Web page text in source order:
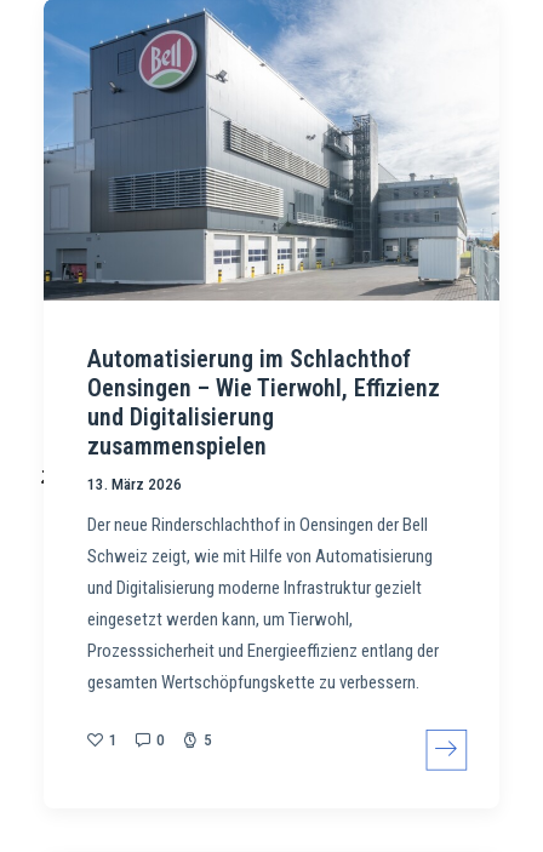
Automatisierung im Schlachthof
Oensingen – Wie Tierwohl, Effizienz
und Digitalisierung
zusammenspielen
13. März 2026
Der neue Rinderschlachthof in Oensingen der Bell
Schweiz zeigt, wie mit Hilfe von Automatisierung
und Digitalisierung moderne Infrastruktur gezielt
eingesetzt werden kann, um Tierwohl,
Prozesssicherheit und Energieeffizienz entlang der
gesamten Wertschöpfungskette zu verbessern.
1 0 5